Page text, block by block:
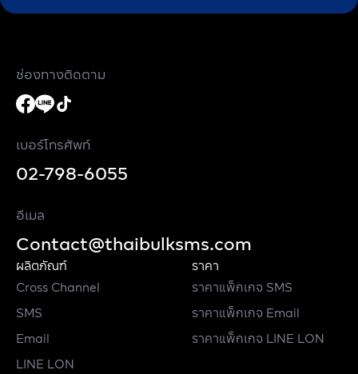
ช่องทางติดตาม
เบอร์โทรศัพท์
02-798-6055
อีเมล
Contact@thaibulksms.com
ผลิตภัณฑ์
Cross Channel
SMS
Email
LINE LON
ราคา
ราคาแพ็กเกจ SMS
ราคาแพ็กเกจ Email
ราคาแพ็กเกจ LINE LON